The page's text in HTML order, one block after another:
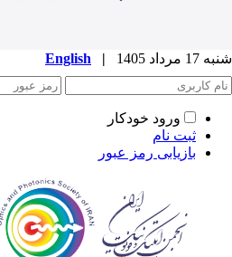
مرداد 1405 |
English
ورود خودکار
ثبت نام
بازیابی رمز عبور